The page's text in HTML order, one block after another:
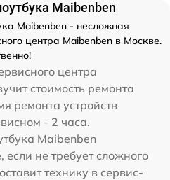
Maibenben
Maibenben - несложная
центра Maibenben в Москве.
центра
стоимость ремонта
ремонта устройств
- 2 часа.
Maibenben
не требует сложного
технику в сервис-